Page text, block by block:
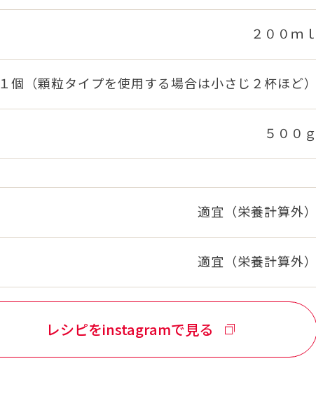
２００ｍ
１個（顆粒タイプを使用する場合は小さじ２杯ほど
５００
適宜（栄養計算外
適宜（栄養計算外
レシピをinstagramで見る